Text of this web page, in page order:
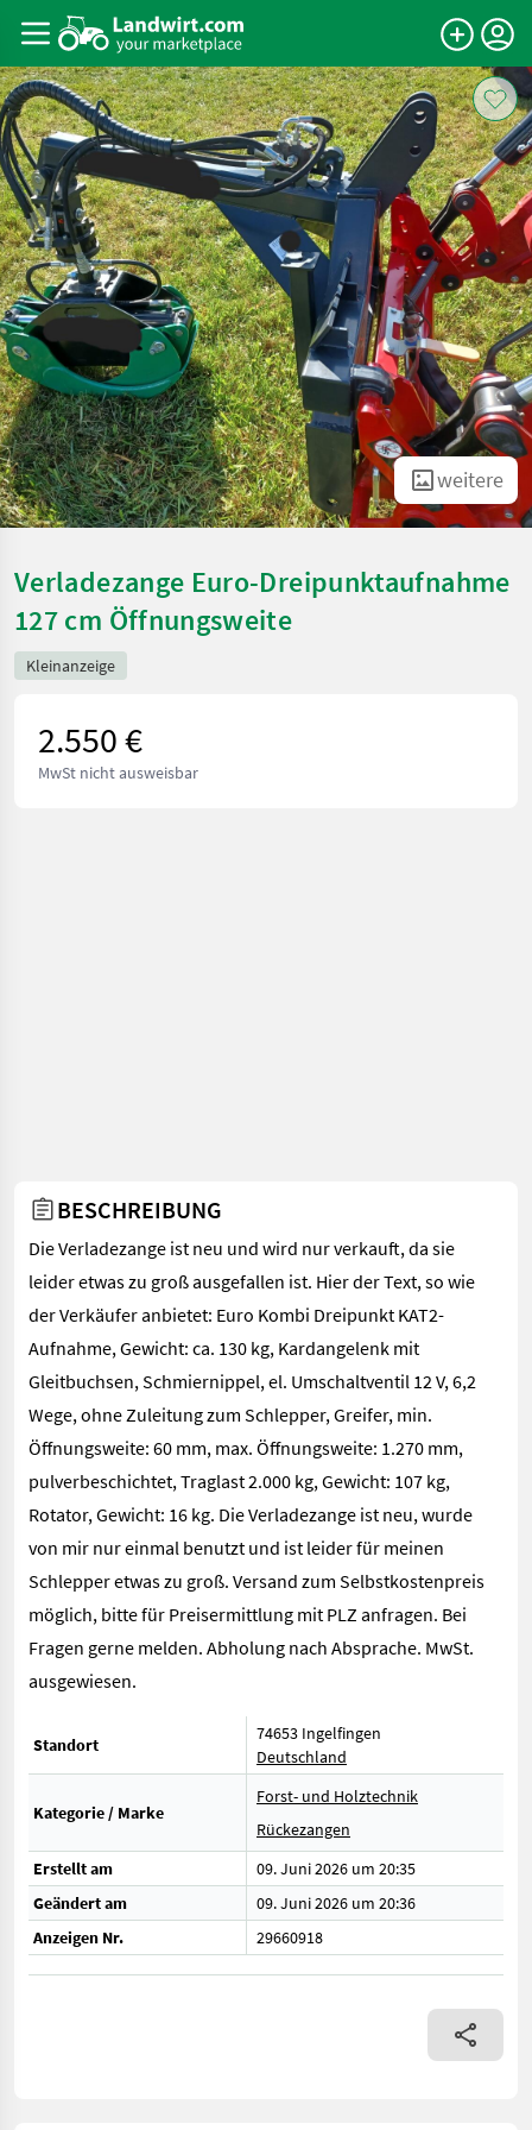
weitere
Verladezange Euro-Dreipunktaufnahme
127 cm Öffnungsweite
Kleinanzeige
2.550 €
MwSt nicht ausweisbar
BESCHREIBUNG
Die Verladezange ist neu und wird nur verkauft, da sie
leider etwas zu groß ausgefallen ist. Hier der Text, so wie
der Verkäufer anbietet: Euro Kombi Dreipunkt KAT2-
Aufnahme, Gewicht: ca. 130 kg, Kardangelenk mit
Gleitbuchsen, Schmiernippel, el. Umschaltventil 12 V, 6,2
Wege, ohne Zuleitung zum Schlepper, Greifer, min.
Öffnungsweite: 60 mm, max. Öffnungsweite: 1.270 mm,
pulverbeschichtet, Traglast 2.000 kg, Gewicht: 107 kg,
Rotator, Gewicht: 16 kg. Die Verladezange ist neu, wurde
von mir nur einmal benutzt und ist leider für meinen
Schlepper etwas zu groß. Versand zum Selbstkostenpreis
möglich, bitte für Preisermittlung mit PLZ anfragen. Bei
Fragen gerne melden. Abholung nach Absprache. MwSt.
ausgewiesen.
Standort
74653 Ingelfingen
Deutschland
Kategorie / Marke
Forst- und Holztechnik
Rückezangen
Erstellt am
09. Juni 2026 um 20:35
Geändert am
09. Juni 2026 um 20:36
Anzeigen Nr.
29660918